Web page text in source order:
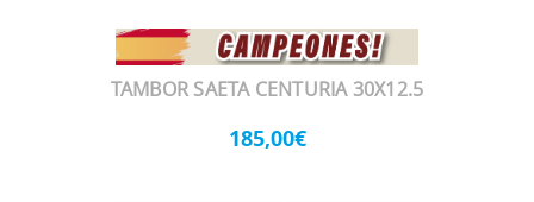
TAMBOR SAETA CENTURIA 30X12.5
185,00€